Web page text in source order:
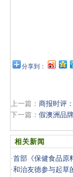
分享到：
上一篇： 商报时评
下一篇： 假澳洲品
相关新闻
·首部《保健食品原
·和治友德参与起草